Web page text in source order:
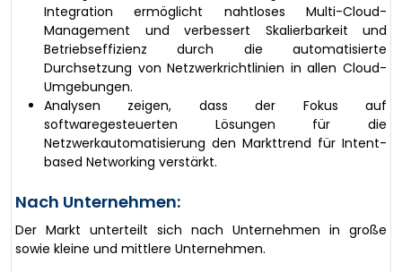
Integration ermöglicht nahtloses Multi-Cloud-
Management und verbessert Skalierbarkeit und
Betriebseffizienz durch die automatisierte
Durchsetzung von Netzwerkrichtlinien in allen Cloud-
Umgebungen.
Analysen zeigen, dass der Fokus auf
softwaregesteuerten Lösungen für die
Netzwerkautomatisierung den Markttrend für Intent-
based Networking verstärkt.
Nach Unternehmen:
Der Markt unterteilt sich nach Unternehmen in große
sowie kleine und mittlere Unternehmen.